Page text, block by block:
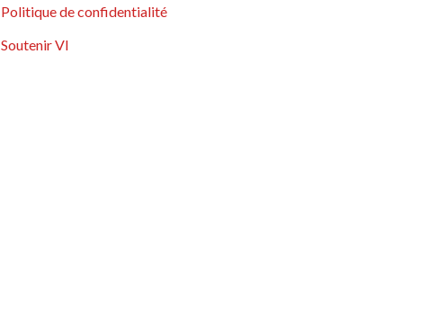
Politique de confidentialité
Soutenir VI